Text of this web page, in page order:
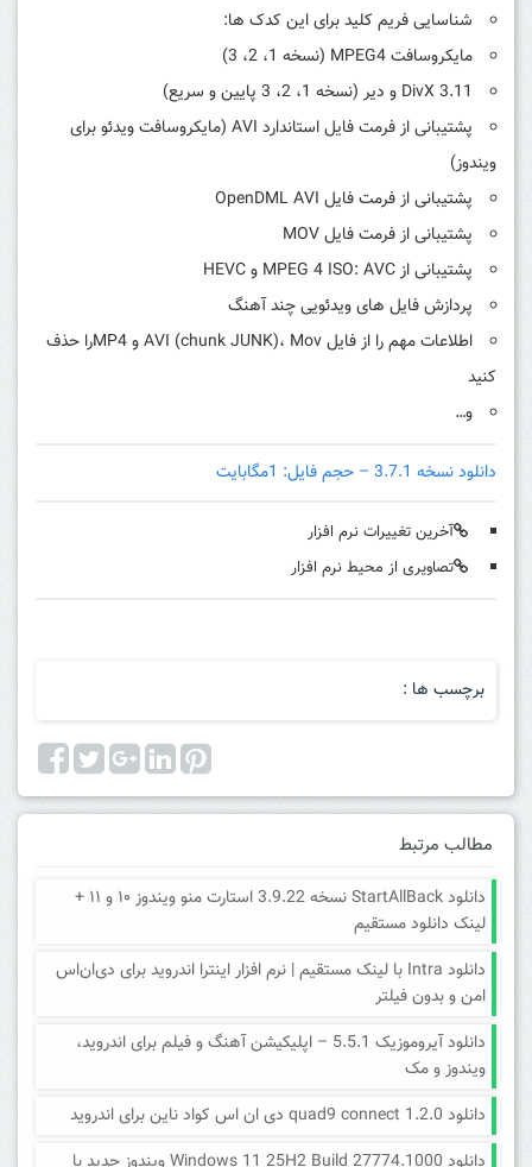
شناسایی فریم کلید برای این کدک ها:
مایکروسافت MPEG4 (نسخه 1، 2، 3)
DivX 3.11 و دیر (نسخه 1، 2، 3 پایین و سریع)
پشتیبانی از فرمت فایل استاندارد AVI (مایکروسافت ویدئو برای
ویندوز)
پشتیبانی از فرمت فایل OpenDML AVI
پشتیبانی از فرمت فایل MOV
پشتیبانی از MPEG 4 ISO: AVC و HEVC
پردازش فایل های ویدئویی چند آهنگ
اطلاعات مهم را از فایل AVI (chunk JUNK)، Mov و MP4را حذف
کنید
و…
دانلود نسخه 3.7.1 – حجم فایل: 1مگابایت
آخرین تغییرات نرم افزار
تصاویری از محیط نرم افزار
برچسب ها :
مطالب مرتبط
دانلود StartAllBack نسخه 3.9.22 استارت منو ویندوز ۱۰ و ۱۱ +
لینک دانلود مستقیم
دانلود Intra با لینک مستقیم | نرم افزار اینترا اندروید برای دی‌ان‌اس
امن و بدون فیلتر
دانلود آیروموزیک 5.5.1 – اپلیکیشن آهنگ و فیلم برای اندروید،
ویندوز و مک
دانلود quad9 connect 1.2.0 دی ان اس کواد ناین برای اندروید